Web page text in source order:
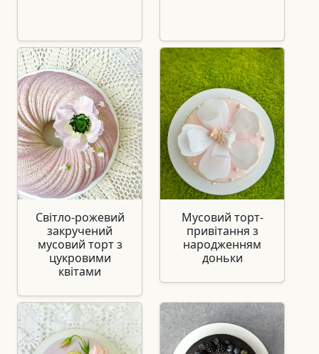
Світло-рожевий
закручений
мусовий торт з
цукровими
квітами
Мусовий торт-
привітання з
народженням
доньки